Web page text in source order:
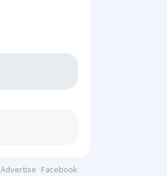
Advertise Facebook